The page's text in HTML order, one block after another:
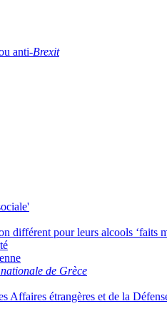
anti-Brexit
différent pour leurs alcools ‘faits
de Grèce
Affaires étrangères et de la